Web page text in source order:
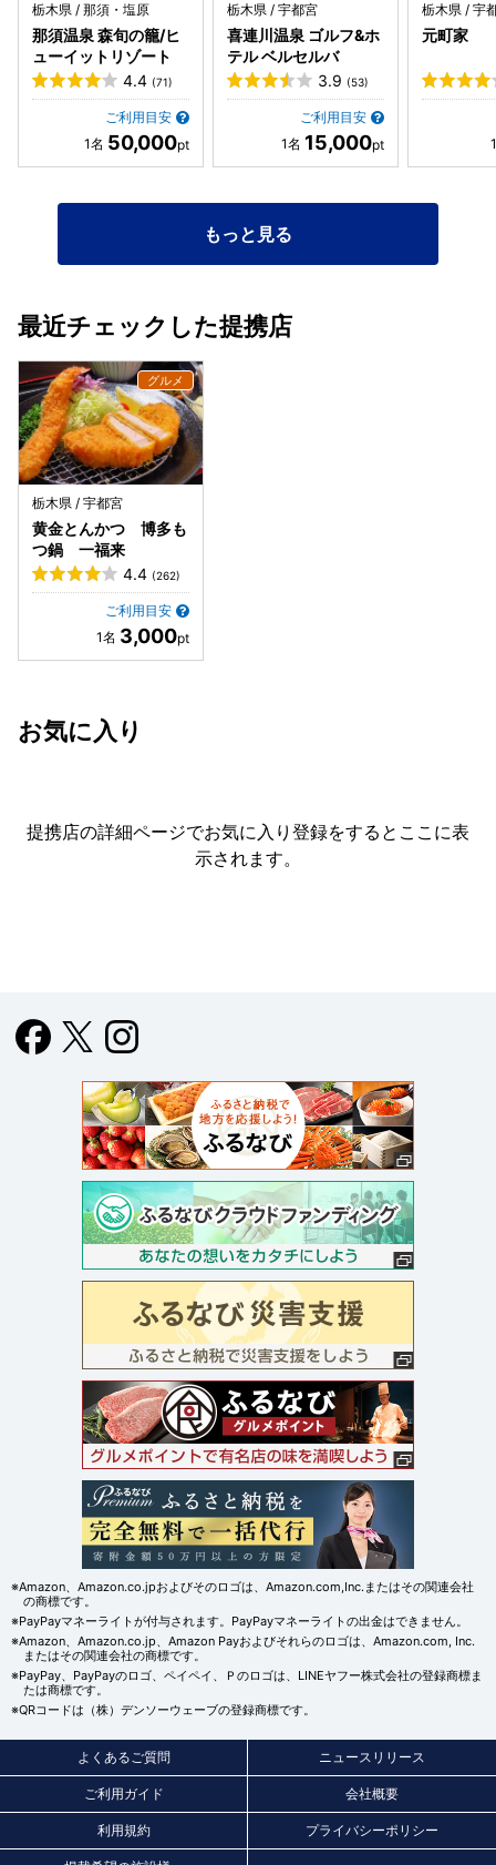
栃木県 / 那須・塩原
那須温泉 森旬の籠/ヒ
ューイットリゾート
4.4 (71)
ご利用目安
50,000
栃木県 / 宇都宮
喜連川温泉 ゴルフ&ホ
テル ベルセルバ
3.9 (53)
ご利用目安
15,000
栃木県 / 宇
元町家
もっと見る
最近チェックした提携店
栃木県 / 宇都宮
黄金とんかつ 博多も
つ鍋 一福来
4.4 (262)
ご利用目安
3,000
お気に入り
提携店の詳細ページでお気に入り登録をすると ここに表
示されます。
※Amazon、Amazon.co.jpおよびそのロゴは、Amazon.com,Inc.またはその関連会社
の商標です。
※PayPayマネーライトが付与されます。PayPayマネーライトの出金はできません。
※Amazon、Amazon.co.jp、Amazon Payおよびそれらのロゴは、Amazon.com, Inc.
またはその関連会社の商標です。
※PayPay、PayPayのロゴ、ペイペイ、Ｐのロゴは、LINEヤフー株式会社の登録商標ま
たは商標です。
※QRコードは（株）デンソーウェーブの登録商標です。
よくあるご質問 ニュースリリース
ご利用ガイド 会社概要
利用規約 プライバシーポリシー